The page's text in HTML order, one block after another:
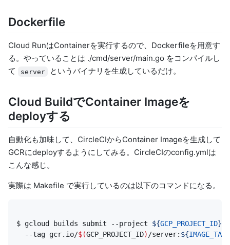
Dockerfile
Cloud RunはContainerを実行するので、Dockerfileを用意す
る。やっていることは ./cmd/server/main.go をコンパイルし
て
server というバイナリを生成しているだけ。
Cloud BuildでContainer Imageを
deployする
自動化も加味して、CircleCIからContainer Imageを生成して
GCRにdeployするようにしてみる。CircleCIのconfig.ymlは
こんな感じ。
実際は Makefile で実行しているのは以下のコマンドになる。
$ gcloud builds submit --project ${GCP_PROJECT_ID}
  --tag gcr.io/
$(GCP_PROJECT_ID) /server: ${IMAGE_TAG